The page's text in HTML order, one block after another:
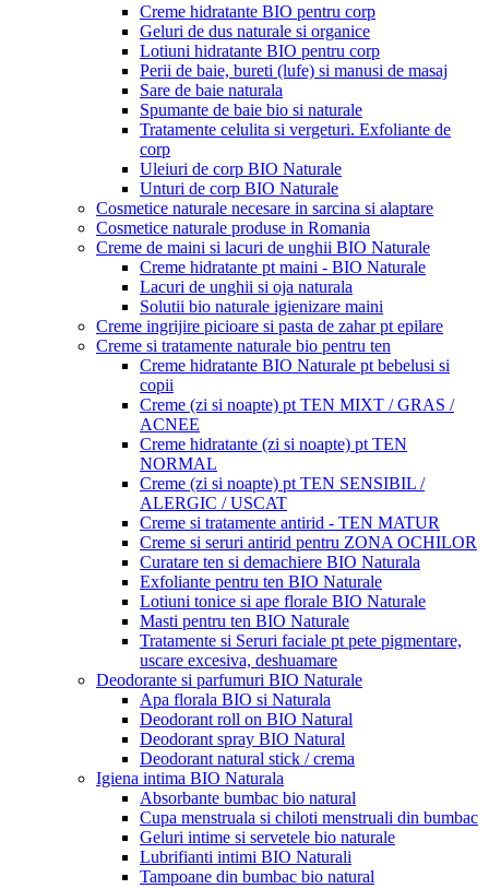
Creme hidratante BIO pentru corp
Geluri de dus naturale si organice
Lotiuni hidratante BIO pentru corp
Perii de baie, bureti (lufe) si manusi de masaj
Sare de baie naturala
Spumante de baie bio si naturale
Tratamente celulita si vergeturi. Exfoliante de
corp
Uleiuri de corp BIO Naturale
Unturi de corp BIO Naturale
Cosmetice naturale necesare in sarcina si alaptare
Cosmetice naturale produse in Romania
Creme de maini si lacuri de unghii BIO Naturale
Creme hidratante pt maini - BIO Naturale
Lacuri de unghii si oja naturala
Solutii bio naturale igienizare maini
Creme ingrijire picioare si pasta de zahar pt epilare
Creme si tratamente naturale bio pentru ten
Creme hidratante BIO Naturale pt bebelusi si
copii
Creme (zi si noapte) pt TEN MIXT / GRAS /
ACNEE
Creme hidratante (zi si noapte) pt TEN
NORMAL
Creme (zi si noapte) pt TEN SENSIBIL /
ALERGIC / USCAT
Creme si tratamente antirid - TEN MATUR
Creme si seruri antirid pentru ZONA OCHILOR
Curatare ten si demachiere BIO Naturala
Exfoliante pentru ten BIO Naturale
Lotiuni tonice si ape florale BIO Naturale
Masti pentru ten BIO Naturale
Tratamente si Seruri faciale pt pete pigmentare,
uscare excesiva, deshuamare
Deodorante si parfumuri BIO Naturale
Apa florala BIO si Naturala
Deodorant roll on BIO Natural
Deodorant spray BIO Natural
Deodorant natural stick / crema
Igiena intima BIO Naturala
Absorbante bumbac bio natural
Cupa menstruala si chiloti menstruali din bumbac
Geluri intime si servetele bio naturale
Lubrifianti intimi BIO Naturali
Tampoane din bumbac bio natural